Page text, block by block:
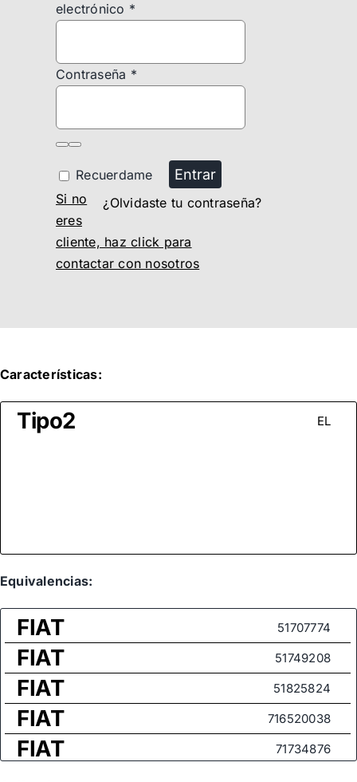
electrónico *
Contraseña *
Recuerdame Entrar
¿Olvidaste tu contraseña?
Si no
eres
cliente, haz click para
contactar con nosotros
Características:
Tipo2 EL
Equivalencias:
FIAT 51707774
FIAT 51749208
FIAT 51825824
FIAT 716520038
FIAT 71734876